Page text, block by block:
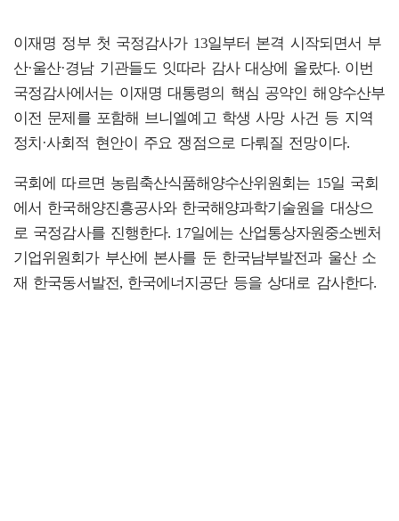
이재명 정부 첫 국정감사가 13일부터 본격 시작되면서 부
산·울산·경남 기관들도 잇따라 감사 대상에 올랐다. 이번
국정감사에서는 이재명 대통령의 핵심 공약인 해양수산부
이전 문제를 포함해 브니엘예고 학생 사망 사건 등 지역
정치·사회적 현안이 주요 쟁점으로 다뤄질 전망이다.
국회에 따르면 농림축산식품해양수산위원회는 15일 국회
에서 한국해양진흥공사와 한국해양과학기술원을 대상으
로 국정감사를 진행한다. 17일에는 산업통상자원중소벤처
기업위원회가 부산에 본사를 둔 한국남부발전과 울산 소
재 한국동서발전, 한국에너지공단 등을 상대로 감사한다.